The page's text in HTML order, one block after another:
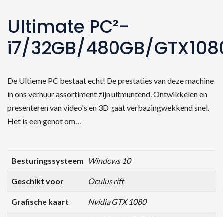
Ultimate PC²-
i7/32GB/480GB/
De Ultieme PC bestaat echt! De prestaties van deze machine
in ons verhuur assortiment zijn uitmuntend. Ontwikkelen en
presenteren van video's en 3D gaat verbazingwekkend snel.
Het is een genot om…
Besturingssysteem Windows 10
Geschikt voor Oculus rift
Grafische kaart Nvidia GTX 1080